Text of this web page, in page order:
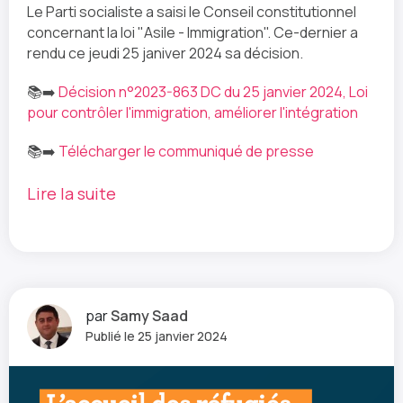
Le Parti socialiste a saisi le Conseil constitutionnel
concernant la loi "Asile - Immigration". Ce-dernier a
rendu ce jeudi 25 janiver 2024 sa décision.
📚➡️Décision n°2023-863 DC du 25 janvier 2024, Loi
pour contrôler l'immigration, améliorer l'intégration
📚➡️ Télécharger le communiqué de presse
Lire la suite
parSamy Saad
Publié le 25 janvier 2024